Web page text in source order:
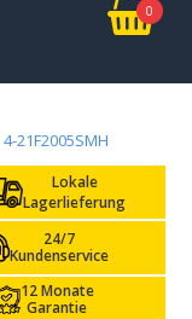
0
21F2005SMH
Lokale
Lagerlieferung
24/7
Kundenservice
12 Monate
Garantie